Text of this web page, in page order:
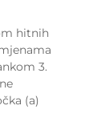
hitnih
3.
(a)